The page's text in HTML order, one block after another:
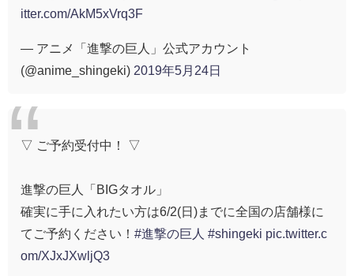
itter.com/AkM5xVrq3F
— アニメ「進撃の巨人」公式アカウント
(@anime_shingeki) 2019年5月24日
▽ ご予約受付中！ ▽
進撃の巨人「BIGタオル」
確実に手に入れたい方は6/2(日)までに全国の店舗様に
てご予約ください！ #進撃の巨人 #shingeki pic.twitter.c
om/XJxJXwljQ3